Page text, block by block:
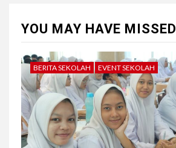
YOU MAY HAVE MISSED
BERITA SEKOLAH EVENT SEKOLAH